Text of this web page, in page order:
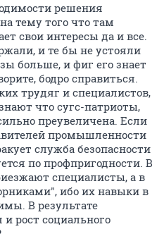
решения
тему того что там
свои интересы да и все.
и те бы не устояли
больше, и фиг его знает
бодро справиться.
трудяг и специалистов,
что сугс-патриоты,
преувеличена. Если
промышленности
служба безопасности
по профпригодности. В
специалисты, а в
ибо их навыки в
В результате
рост социального